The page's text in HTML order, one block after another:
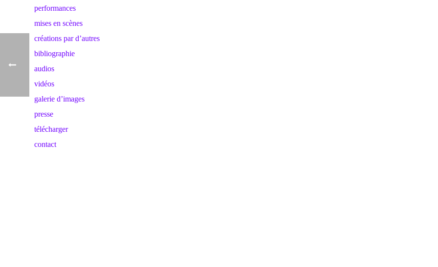
performances
mises en scènes
créations par d’autres
bibliographie
audios
vidéos
galerie d’images
presse
télécharger
contact